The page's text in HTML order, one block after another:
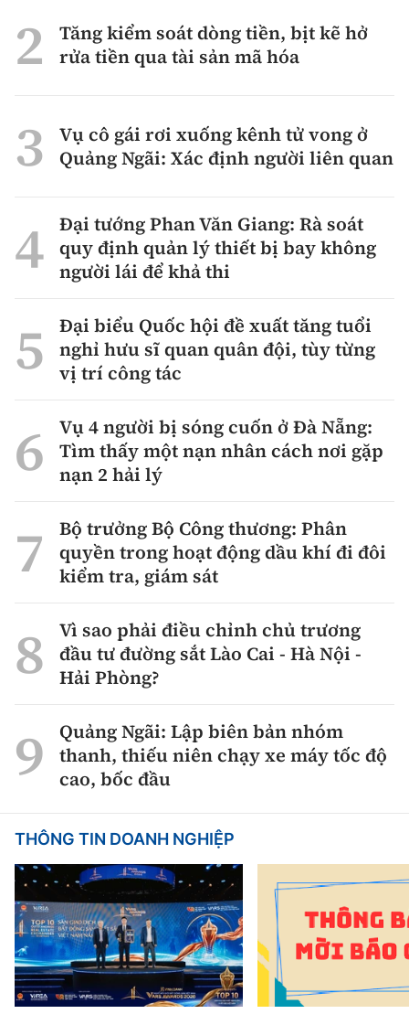
Tăng kiểm soát dòng tiền, bịt kẽ hở
rửa tiền qua tài sản mã hóa
Vụ cô gái rơi xuống kênh tử vong ở
Quảng Ngãi: Xác định người liên quan
Đại tướng Phan Văn Giang: Rà soát
quy định quản lý thiết bị bay không
người lái để khả thi
Đại biểu Quốc hội đề xuất tăng tuổi
nghỉ hưu sĩ quan quân đội, tùy từng
vị trí công tác
Vụ 4 người bị sóng cuốn ở Đà Nẵng:
Tìm thấy một nạn nhân cách nơi gặp
nạn 2 hải lý
Bộ trưởng Bộ Công thương: Phân
quyền trong hoạt động dầu khí đi đôi
kiểm tra, giám sát
Vì sao phải điều chỉnh chủ trương
đầu tư đường sắt Lào Cai - Hà Nội -
Hải Phòng?
Quảng Ngãi: Lập biên bản nhóm
thanh, thiếu niên chạy xe máy tốc độ
cao, bốc đầu
THÔNG TIN DOANH NGHIỆP